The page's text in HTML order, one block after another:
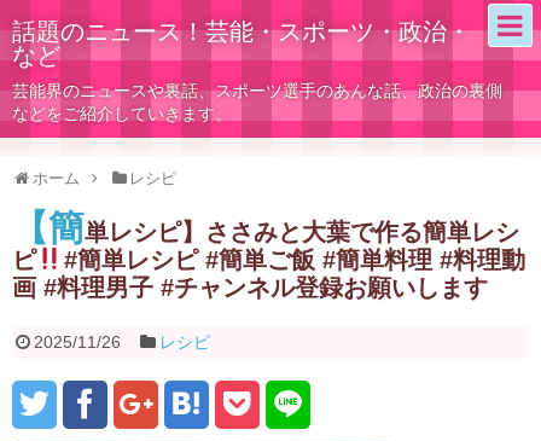
話題のニュース！芸能・スポーツ・政治・
など
芸能界のニュースや裏話、スポーツ選手のあんな話、政治の裏側
などをご紹介していきます。
ホーム レシピ
【簡単レシピ】ささみと大葉で作る簡単レシ
ピ
#簡単レシピ #簡単ご飯 #簡単料理 #料理動
画 #料理男子 #チャンネル登録お願いします
2025/11/26 レシピ